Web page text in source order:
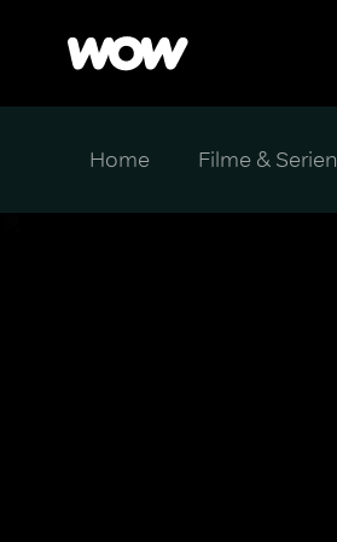
Home Filme & Serien